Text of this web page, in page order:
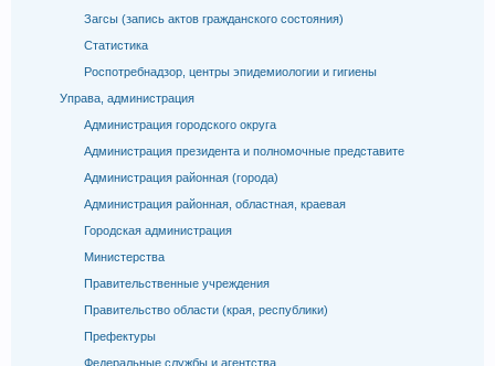
Загсы (запись актов гражданского состояния)
Статистика
Роспотребнадзор, центры эпидемиологии и гигиены
Управа, администрация
Администрация городского округа
Администрация президента и полномочные представите
Администрация районная (города)
Администрация районная, областная, краевая
Городская администрация
Министерства
Правительственные учреждения
Правительство области (края, республики)
Префектуры
Федеральные службы и агентства